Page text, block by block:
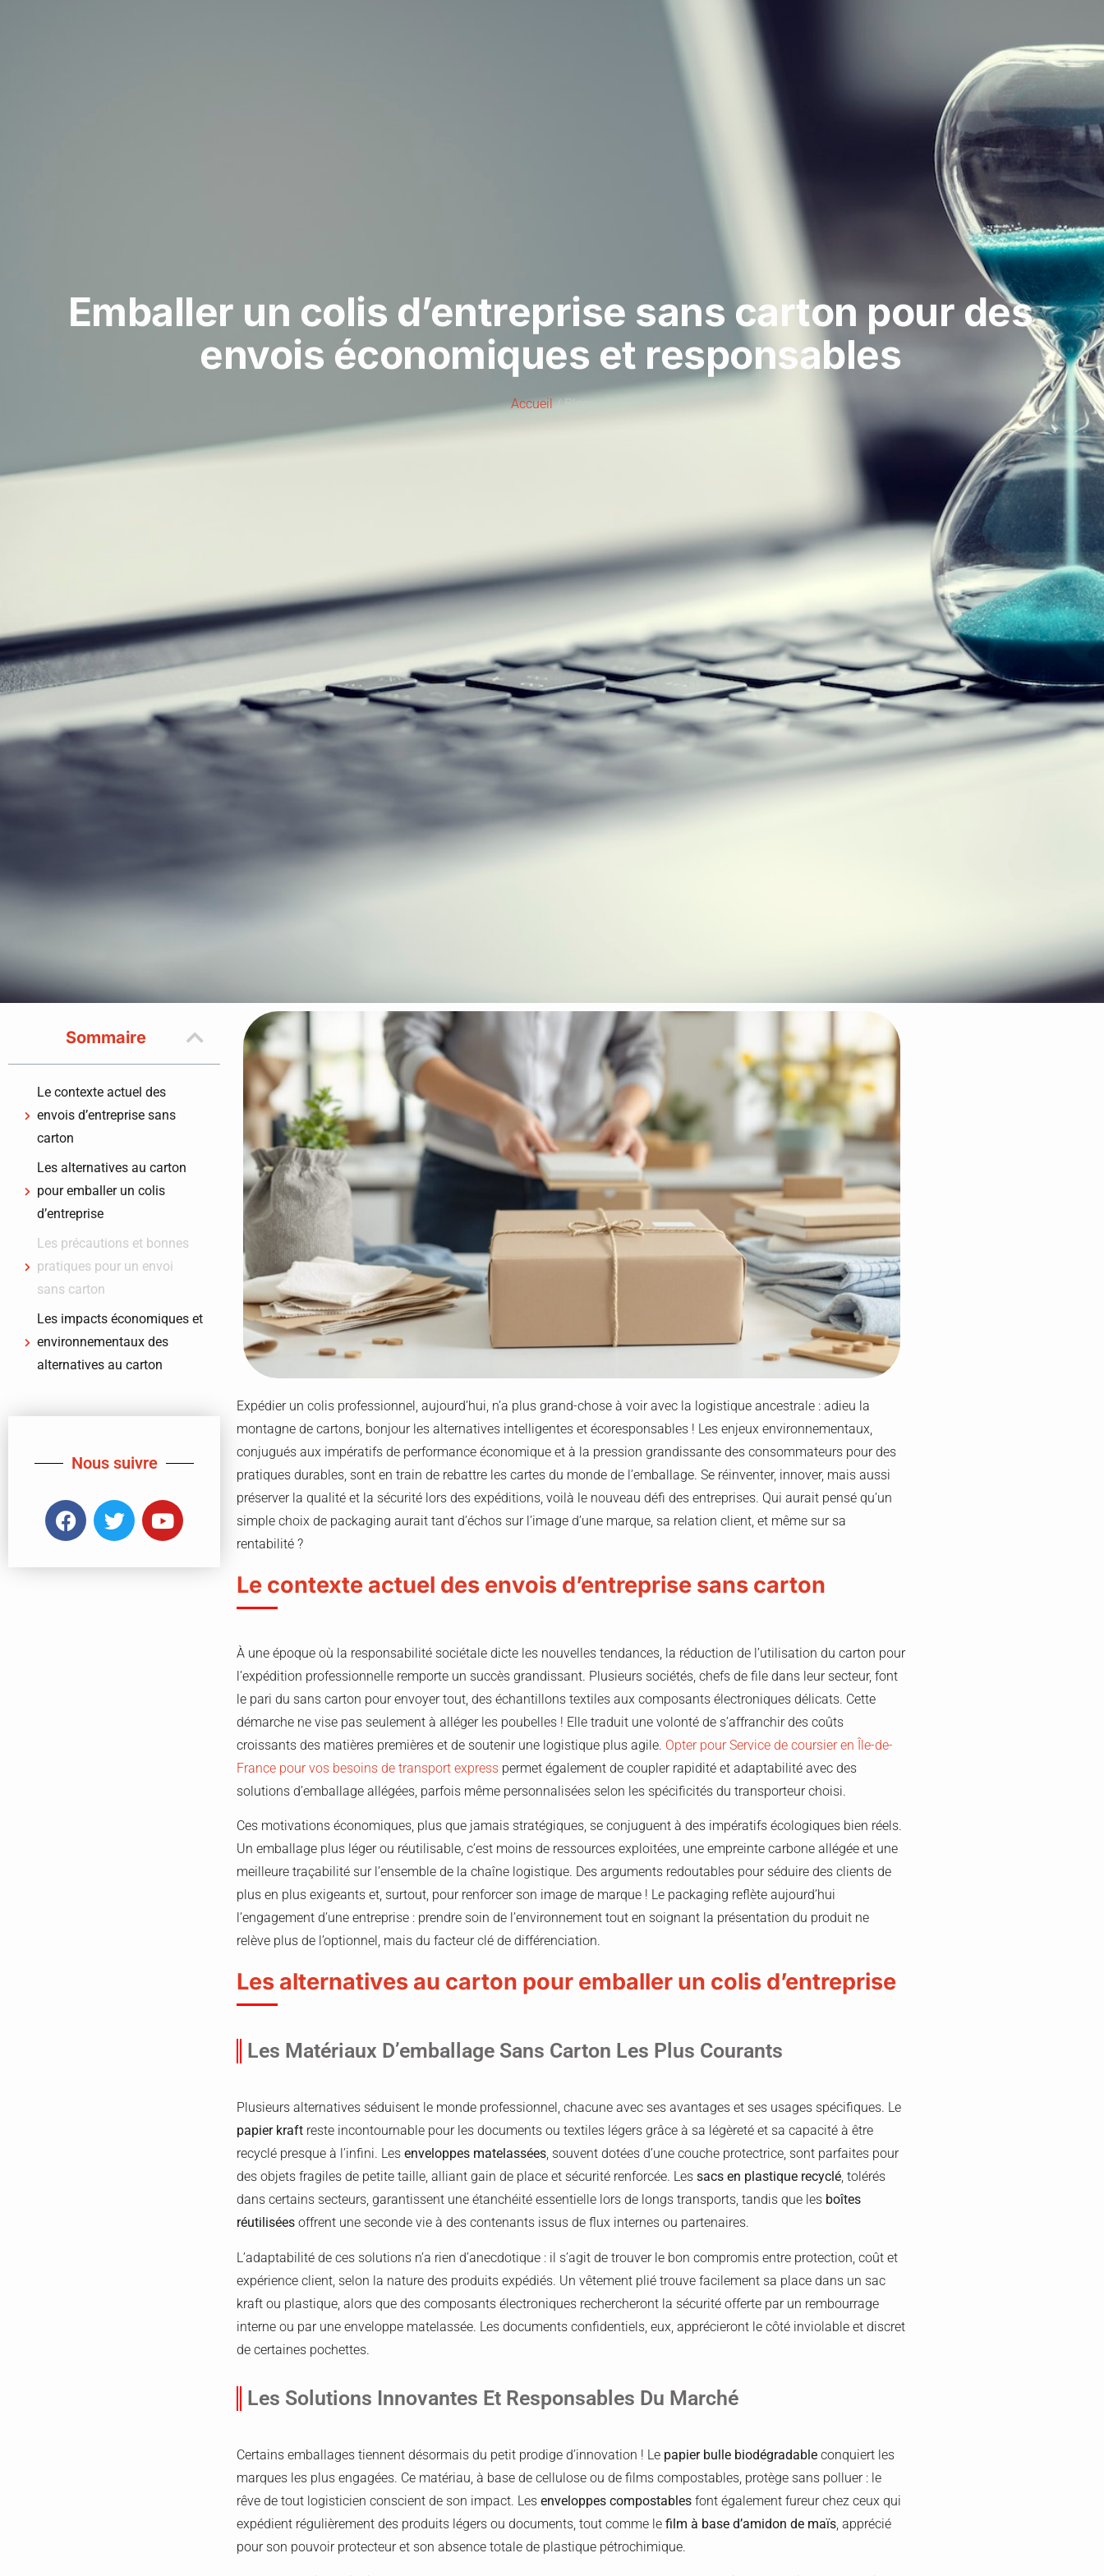
Emballer un colis d’entreprise sans carton pour des
envois économiques et responsables
Accueil/ Blog
Sommaire
Le contexte actuel des
envois d’entreprise sans
carton
Les alternatives au carton
pour emballer un colis
d’entreprise
Les précautions et bonnes
pratiques pour un envoi
sans carton
Les impacts économiques et
environnementaux des
alternatives au carton
Nous suivre
Expédier un colis professionnel, aujourd’hui, n’a plus grand-chose à voir avec la logistique ancestrale : adieu la
montagne de cartons, bonjour les alternatives intelligentes et écoresponsables ! Les enjeux environnementaux,
conjugués aux impératifs de performance économique et à la pression grandissante des consommateurs pour des
pratiques durables, sont en train de rebattre les cartes du monde de l’emballage. Se réinventer, innover, mais aussi
préserver la qualité et la sécurité lors des expéditions, voilà le nouveau défi des entreprises. Qui aurait pensé qu’un
simple choix de packaging aurait tant d’échos sur l’image d’une marque, sa relation client, et même sur sa
rentabilité ?
Le contexte actuel des envois d’entreprise sans carton
À une époque où la responsabilité sociétale dicte les nouvelles tendances, la réduction de l’utilisation du carton pour
l’expédition professionnelle remporte un succès grandissant. Plusieurs sociétés, chefs de file dans leur secteur, font
le pari du sans carton pour envoyer tout, des échantillons textiles aux composants électroniques délicats. Cette
démarche ne vise pas seulement à alléger les poubelles ! Elle traduit une volonté de s’affranchir des coûts
croissants des matières premières et de soutenir une logistique plus agile. Opter pour Service de coursier en Île-de-
France pour vos besoins de transport express permet également de coupler rapidité et adaptabilité avec des
solutions d’emballage allégées, parfois même personnalisées selon les spécificités du transporteur choisi.
Ces motivations économiques, plus que jamais stratégiques, se conjuguent à des impératifs écologiques bien réels.
Un emballage plus léger ou réutilisable, c’est moins de ressources exploitées, une empreinte carbone allégée et une
meilleure traçabilité sur l’ensemble de la chaîne logistique. Des arguments redoutables pour séduire des clients de
plus en plus exigeants et, surtout, pour renforcer son image de marque ! Le packaging reflète aujourd’hui
l’engagement d’une entreprise : prendre soin de l’environnement tout en soignant la présentation du produit ne
relève plus de l’optionnel, mais du facteur clé de différenciation.
Les alternatives au carton pour emballer un colis d’entreprise
Les Matériaux D’emballage Sans Carton Les Plus Courants
Plusieurs alternatives séduisent le monde professionnel, chacune avec ses avantages et ses usages spécifiques. Le
papier kraft reste incontournable pour les documents ou textiles légers grâce à sa légèreté et sa capacité à être
recyclé presque à l’infini. Lesenveloppes matelassées, souvent dotées d’une couche protectrice, sont parfaites pour
des objets fragiles de petite taille, alliant gain de place et sécurité renforcée. Lessacs en plastique recyclé, tolérés
dans certains secteurs, garantissent une étanchéité essentielle lors de longs transports, tandis que les boîtes
réutilisées offrent une seconde vie à des contenants issus de flux internes ou partenaires.
L’adaptabilité de ces solutions n’a rien d’anecdotique : il s’agit de trouver le bon compromis entre protection, coût et
expérience client, selon la nature des produits expédiés. Un vêtement plié trouve facilement sa place dans un sac
kraft ou plastique, alors que des composants électroniques rechercheront la sécurité offerte par un rembourrage
interne ou par une enveloppe matelassée. Les documents confidentiels, eux, apprécieront le côté inviolable et discret
de certaines pochettes.
Les Solutions Innovantes Et Responsables Du Marché
Certains emballages tiennent désormais du petit prodige d’innovation ! Le papier bulle biodégradable conquiert les
marques les plus engagées. Ce matériau, à base de cellulose ou de films compostables, protège sans polluer : le
rêve de tout logisticien conscient de son impact. Lesenveloppes compostables font également fureur chez ceux qui
expédient régulièrement des produits légers ou documents, tout comme lefilm à base d’amidon de maïs, apprécié
pour son pouvoir protecteur et son absence totale de plastique pétrochimique.